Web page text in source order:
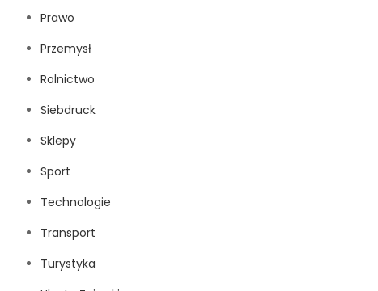
Prawo
Przemysł
Rolnictwo
Siebdruck
Sklepy
Sport
Technologie
Transport
Turystyka